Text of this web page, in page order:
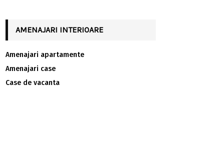
AMENAJARI INTERIOARE
Amenajari apartamente
Amenajari case
Case de vacanta